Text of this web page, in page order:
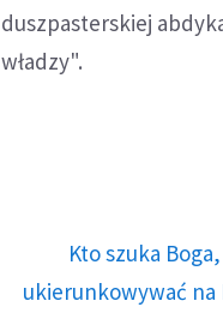
duszpasterskiej
władzy".
Kto szuka
ukierunkowywać na